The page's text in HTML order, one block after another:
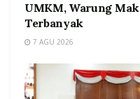
UMKM, Warung
Terbanyak
7 AGU 2026